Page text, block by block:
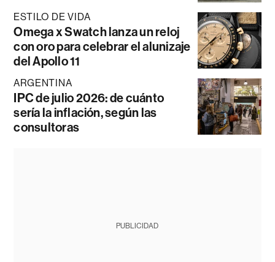
ESTILO DE VIDA
Omega x Swatch lanza un reloj
con oro para celebrar el alunizaje
del Apollo 11
ARGENTINA
IPC de julio 2026: de cuánto
sería la inflación, según las
consultoras
PUBLICIDAD